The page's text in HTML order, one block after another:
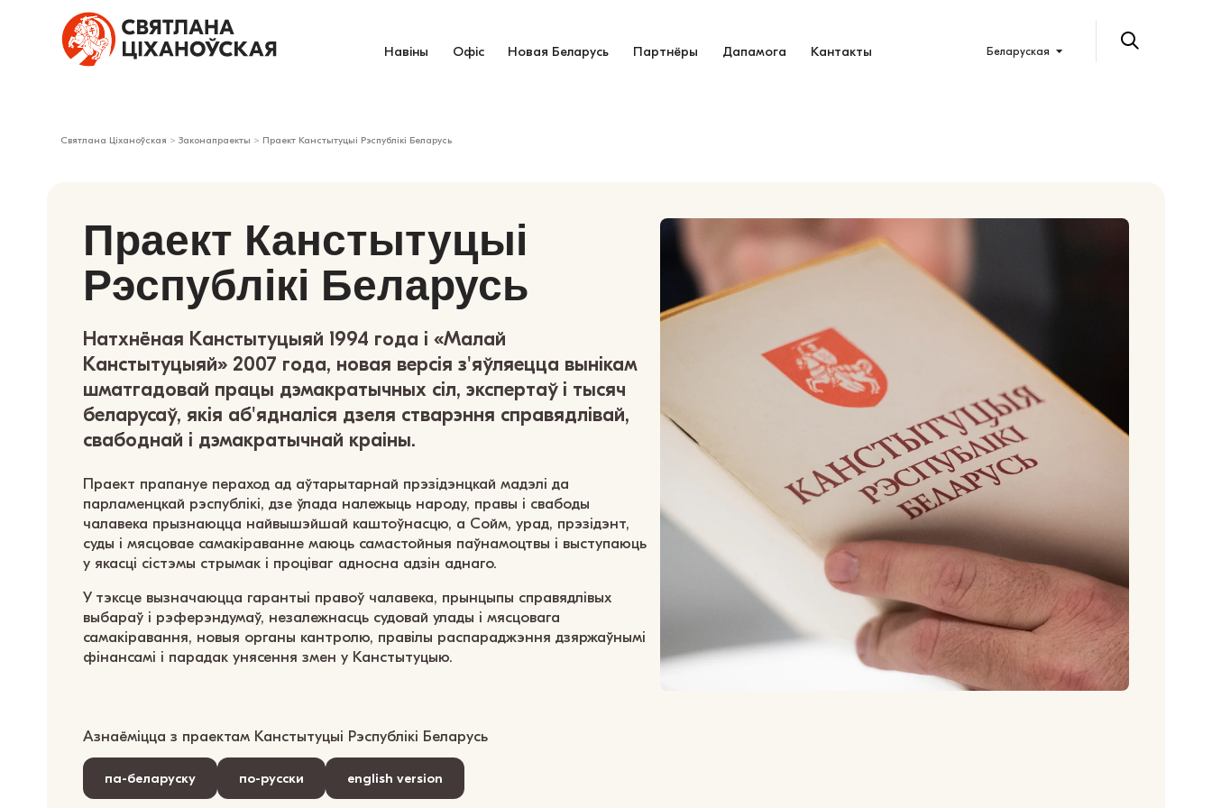
Навіны Офіс Новая Беларусь Партнёры Дапамога Кантакты Беларуская
Святлана Ціханоўская >Законапраекты > Праект Канстытуцыі Рэспублікі Беларусь
Праект Канстытуцыі
Рэспублікі Беларусь
Натхнёная Канстытуцыяй 1994 года і «Малай
Канстытуцыяй» 2007 года, новая версія з'яўляецца вынікам
шматгадовай працы дэмакратычных сіл, экспертаў і тысяч
беларусаў, якія аб'ядналіся дзеля стварэння справядлівай,
свабоднай і дэмакратычнай краіны.
Праект прапануе пераход ад аўтарытарнай прэзідэнцкай мадэлі да
парламенцкай рэспублікі, дзе ўлада належыць народу, правы і свабоды
чалавека прызнаюцца найвышэйшай каштоўнасцю, а Сойм, урад, прэзідэнт,
суды і мясцовае самакіраванне маюць самастойныя паўнамоцтвы і выступаюць
у якасці сістэмы стрымак і проціваг адносна адзін аднаго.
У тэксце вызначаюцца гарантыі правоў чалавека, прынцыпы справядлівых
выбараў і рэферэндумаў, незалежнасць судовай улады і мясцовага
самакіравання, новыя органы кантролю, правілы распараджэння дзяржаўнымі
фінансамі і парадак унясення змен у Канстытуцыю.
Азнаёміцца з праектам Канстытуцыі Рэспублікі Беларусь
па-беларуску по-русски english version